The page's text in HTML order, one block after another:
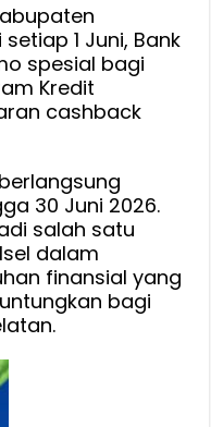
1 Juni, Bank
spesial bagi
Kredit
cashback
30 Juni 2026.
salah satu
dalam
finansial yang
bagi